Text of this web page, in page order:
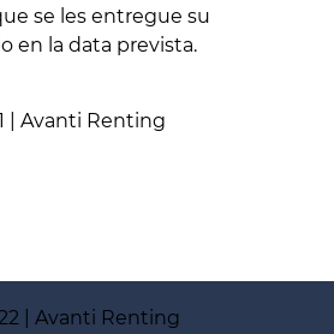
se les entregue su
en la data prevista.